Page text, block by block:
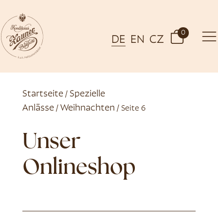
DE EN CZ
0
Startseite/ Spezielle
Anlässe/ Weihnachten / Seite 6
Unser
Onlineshop